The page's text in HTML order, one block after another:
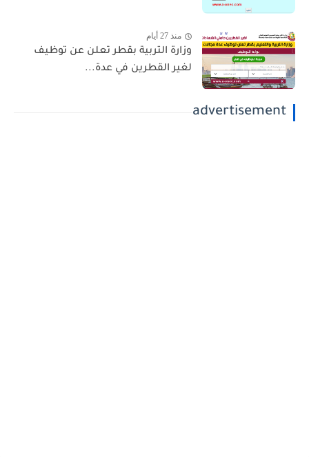
منذ 27 أيام
وزارة التربية بقطر تعلن عن توظيف
لغير القطرين في عدة...
advertisement